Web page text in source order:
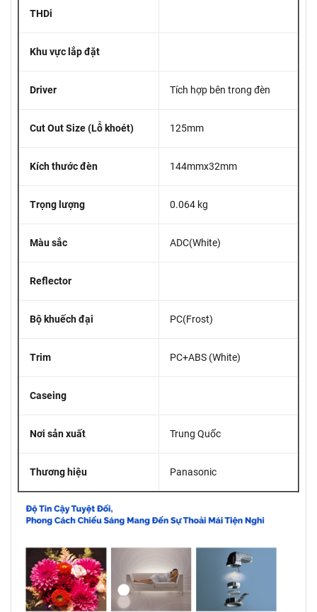
THDi
Khu vực lắp đặt
Driver Tích hợp bên trong đèn
Cut Out Size (Lỗ khoét) 125mm
Kích thước đèn 144mmx32mm
Trọng lượng 0.064 kg
Màu sắc ADC(White)
Reflector
Bộ khuếch đại PC(Frost)
Trim PC+ABS (White)
Caseing
Nơi sản xuất Trung Quốc
Thương hiệu Panasonic